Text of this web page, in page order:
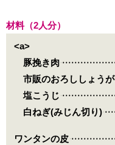
材料（2人分）
<a>
豚挽き肉
市販のおろししょうが
塩こうじ
白ねぎ(みじん切り)
ワンタンの皮